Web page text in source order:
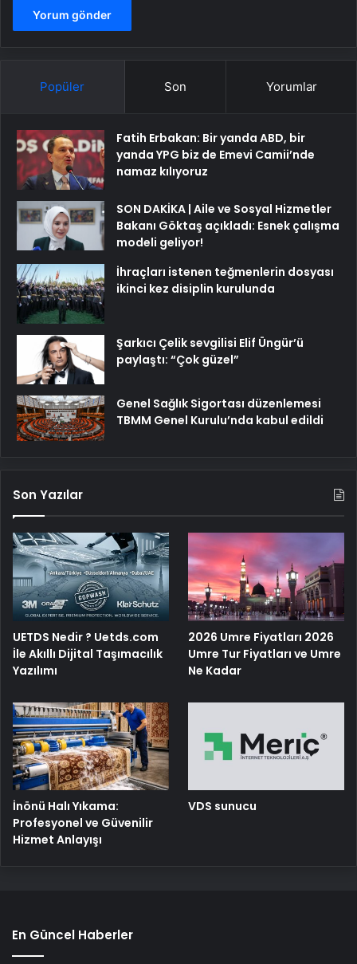
Popüler Son Yorumlar
Fatih Erbakan: Bir yanda ABD, bir
yanda YPG biz de Emevi Camii’nde
namaz kılıyoruz
SON DAKİKA | Aile ve Sosyal Hizmetler
Bakanı Göktaş açıkladı: Esnek çalışma
modeli geliyor!
İhraçları istenen teğmenlerin dosyası
ikinci kez disiplin kurulunda
Şarkıcı Çelik sevgilisi Elif Üngür’ü
paylaştı: “Çok güzel”
Genel Sağlık Sigortası düzenlemesi
TBMM Genel Kurulu’nda kabul edildi
Son Yazılar
UETDS Nedir ? Uetds.com
İle Akıllı Dijital Taşımacılık
Yazılımı
2026 Umre Fiyatları 2026
Umre Tur Fiyatları ve Umre
Ne Kadar
İnönü Halı Yıkama:
Profesyonel ve Güvenilir
Hizmet Anlayışı
VDS sunucu
En Güncel Haberler